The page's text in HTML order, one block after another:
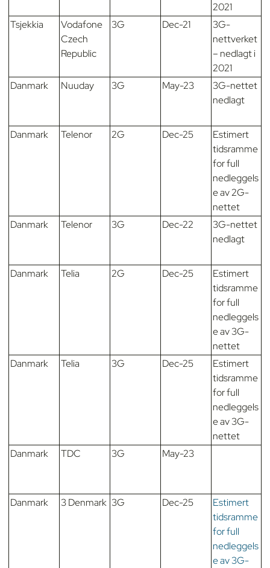
2021
Tsjekkia
Vodafone
Czech
Republic
3G Dec-21
3G-
nettverket
– nedlagt i
2021
Danmark
Nuuday 3G May-23
3G-nettet
nedlagt
Danmark Telenor 2G Dec-25
Estimert
tidsramme
for full
nedleggels
e av 2G-
nettet
Danmark
Telenor 3G Dec-22
3G-nettet
nedlagt
Danmark Telia 2G Dec-25
Estimert
tidsramme
for full
nedleggels
e av 3G-
nettet
Danmark
Telia 3G Dec-25
Estimert
tidsramme
for full
nedleggels
e av 3G-
nettet
Danmark
TDC 3G May-23
Danmark 3 Denmark 3G Dec-25
Estimert
tidsramme
for full
nedleggels
e av 3G-